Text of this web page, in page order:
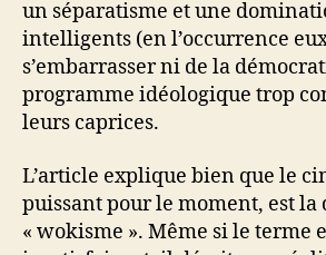
un séparatisme et une
intelligents (en l’occurrence
s’embarrasser ni de la
programme idéologique trop
leurs caprices.
L’article explique bien que le
puissant pour le moment, est la
« wokisme ». Même si le terme